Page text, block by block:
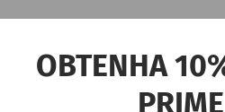
OBTENHA